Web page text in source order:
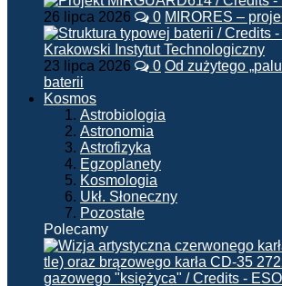
26 lipca 2026 0 MIRORES –
23 lipca 2026 0 Od zużytego
baterii
Kosmos
Astrobiologia
Astronomia
Astrofizyka
Egzoplanety
Kosmologia
Ukł. Słoneczny
Pozostałe
Polecamy